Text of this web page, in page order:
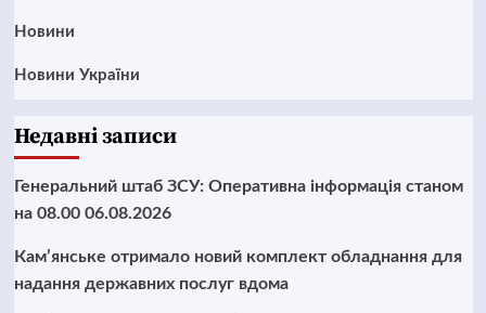
Новини
Новини України
Недавні записи
Генеральний штаб ЗСУ: Оперативна інформація станом
на 08.00 06.08.2026
Кам’янське отримало новий комплект обладнання для
надання державних послуг вдома